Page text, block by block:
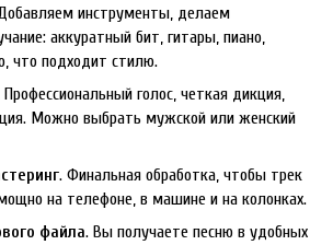
инструменты, делаем
аккуратный бит, гитары, пиано,
что подходит стилю.
Профессиональный голос, четкая дикция,
Можно выбрать мужской или женский
. Финальная обработка, чтобы трек
на телефоне, в машине и на колонках.
файла. Вы получаете песню в удобных